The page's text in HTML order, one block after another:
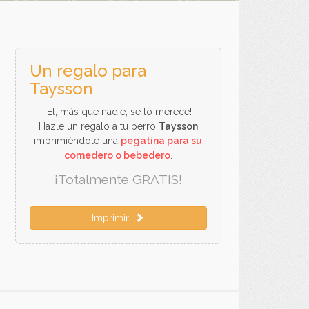
Un regalo para
Taysson
¡Él, más que nadie, se lo merece!
Hazle un regalo a tu perro Taysson
imprimiéndole una pegatina para su
comedero o bebedero.
¡Totalmente GRATIS!
Imprimir